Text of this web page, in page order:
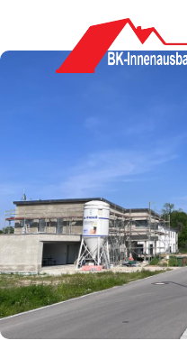
KOSTENLOSES ANGEBOT
ANFORDERN